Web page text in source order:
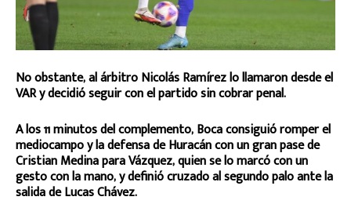
No obstante, al árbitro Nicolás Ramírez lo llamaron desde el
VAR y decidió seguir con el partido sin cobrar penal.
A los 11 minutos del complemento, Boca consiguió romper el
mediocampo y la defensa de Huracán con un gran pase de
Cristian Medina para Vázquez, quien se lo marcó con un
gesto con la mano, y definió cruzado al segundo palo ante la
salida de Lucas Chávez.